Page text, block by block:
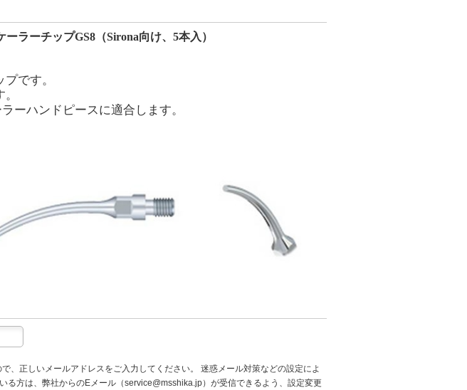
ーラーチップGS8 （Sirona向け、5本入）
です。
ーハンドピースに適合します。
、正しいメールアドレスをご入力してください。 迷惑メール対策などの設定によ
る方は、弊社からのEメール（service@msshika.jp）が受信できるよう、設定変更